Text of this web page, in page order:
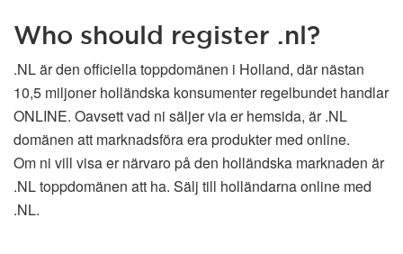
Who should register .nl?
.NL är den officiella toppdomänen i Holland, där nästan
10,5 miljoner holländska konsumenter regelbundet handlar
ONLINE. Oavsett vad ni säljer via er hemsida, är .NL
domänen att marknadsföra era produkter med online.
Om ni vill visa er närvaro på den holländska marknaden är
.NL toppdomänen att ha. Sälj till holländarna online med
.NL.